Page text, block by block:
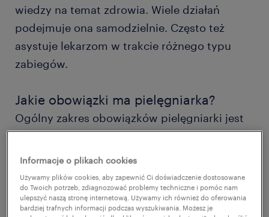
wiedzy na temat zdrowia. Wiele działań
podejmuje ona samodzielnie. Często też
asystuje lekarzom w trakcie różnego typu
zabiegów.
Jakie obowiązki ma pielęgniarka?
Ogólny zakres obowiązków pielęgniarki jest
szeroki. Wiąże się z wykonywaniem pracy
zarówno fizycznej, jak i umysłowej. Do
głównych zadań zawodowych na tym
stanowisku należy m.in.:
Informacje o plikach cookies
Używamy plików cookies, aby zapewnić Ci doświadczenie dostosowane
do Twoich potrzeb, zdiagnozować problemy techniczne i pomóc nam
ulepszyć naszą stronę internetową. Używamy ich również do oferowania
bardziej trafnych informacji podczas wyszukiwania. Możesz je